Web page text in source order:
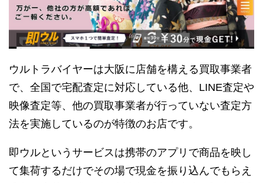
ウルトラバイヤーは大阪に店舗を構える買取事業者
で、全国で宅配査定に対応している他、LINE査定や
映像査定等、他の買取事業者が行っていない査定方
法を実施しているのが特徴のお店です。
即ウルというサービスは携帯のアプリで商品を映し
て集荷するだけでその場で現金を振り込んでもらえ